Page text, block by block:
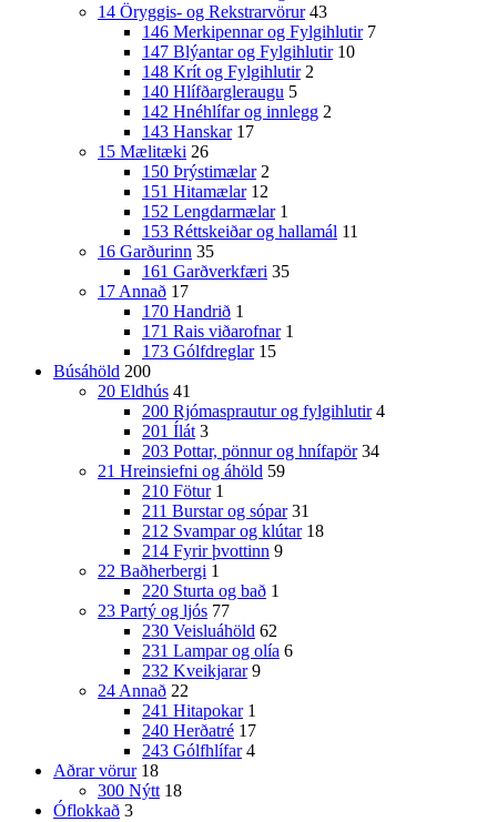
14 Öryggis- og Rekstrarvörur 43
146 Merkipennar og Fylgihlutir 7
147 Blýantar og Fylgihlutir 10
148 Krít og Fylgihlutir 2
140 Hlífðargleraugu 5
142 Hnéhlífar og innlegg 2
143 Hanskar 17
15 Mælitæki 26
150 Þrýstimælar 2
151 Hitamælar 12
152 Lengdarmælar 1
153 Réttskeiðar og hallamál 11
16 Garðurinn 35
161 Garðverkfæri 35
17 Annað 17
170 Handrið 1
171 Rais viðarofnar 1
173 Gólfdreglar 15
Búsáhöld 200
20 Eldhús 41
200 Rjómasprautur og fylgihlutir 4
201 Ílát 3
203 Pottar, pönnur og hnífapör 34
21 Hreinsiefni og áhöld 59
210 Fötur 1
211 Burstar og sópar 31
212 Svampar og klútar 18
214 Fyrir þvottinn 9
22 Baðherbergi 1
220 Sturta og bað 1
23 Partý og ljós 77
230 Veisluáhöld 62
231 Lampar og olía 6
232 Kveikjarar 9
24 Annað 22
241 Hitapokar 1
240 Herðatré 17
243 Gólfhlífar 4
Aðrar vörur 18
300 Nýtt 18
Óflokkað 3